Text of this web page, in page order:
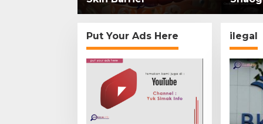
Put Your Ads Here ilegal